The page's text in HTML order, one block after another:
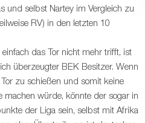
und selbst Nartey im Vergleich zu
RV) in den letzten 10
das Tor nicht mehr trifft, ist
überzeugter BEK Besitzer. Wenn
zu schießen und somit keine
machen würde, könnte der sogar in
der Liga sein, selbst mit Afrika